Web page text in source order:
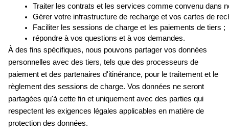
Traiter les contrats et les services comme convenu dans
Gérer votre infrastructure de recharge et vos cartes de
Faciliter les sessions de charge et les paiements de tiers ;
répondre à vos questions et à vos demandes.
À des fins spécifiques, nous pouvons partager vos données
personnelles avec des tiers, tels que des processeurs de
paiement et des partenaires d'itinérance, pour le traitement et le
règlement des sessions de charge. Vos données ne seront
partagées qu'à cette fin et uniquement avec des parties qui
respectent les exigences légales applicables en matière de
protection des données.